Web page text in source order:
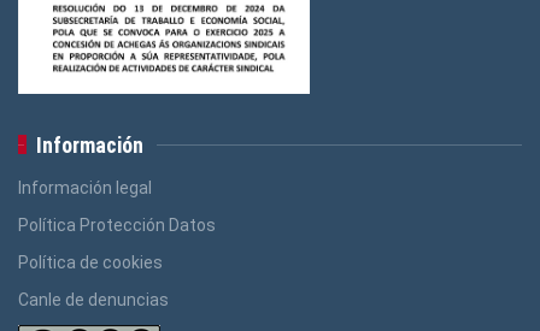
Información
Información legal
Política Protección Datos
Política de cookies
Canle de denuncias